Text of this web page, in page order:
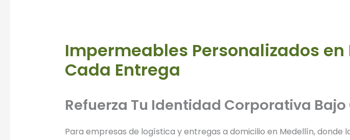
Impermeables Personalizados
Cada Entrega
Refuerza Tu Identidad Corporativa
Para empresas de logística y entregas a domicilio en Medellín,